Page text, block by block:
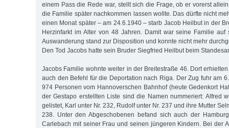
einem Pass die Rede war, stellt sich die Frage, ob er vorerst
die Familie später nachkommen lassen wollte. Das dürfte nicht
einen Monat später – am 24.6.1940 – starb Jacob Heilbut in der
Herzinfarkt im Alter von 48 Jahren. Damit war seine Familie
Auswanderung stand zur Disposition und konnte nicht mehr
Den Tod Jacobs hatte sein Bruder Siegfried Heilbut beim
Jacobs Familie wohnte weiter in der Breitestraße 46. Dort
auch den Befehl für die Deportation nach Riga. Der Zug fuhr am
974 Personen vom Hannoverschen Bahnhof (heute Gedenkort
der Gestapo erstellten Liste sind die Namen nummeriert: Alfred
gelistet, Karl unter Nr. 232, Rudolf unter Nr. 237 und ihre Mutter
238. Unter den Abgeschobenen befand sich auch der
Carlebach mit seiner Frau und seinen jüngeren Kindern. Bei der